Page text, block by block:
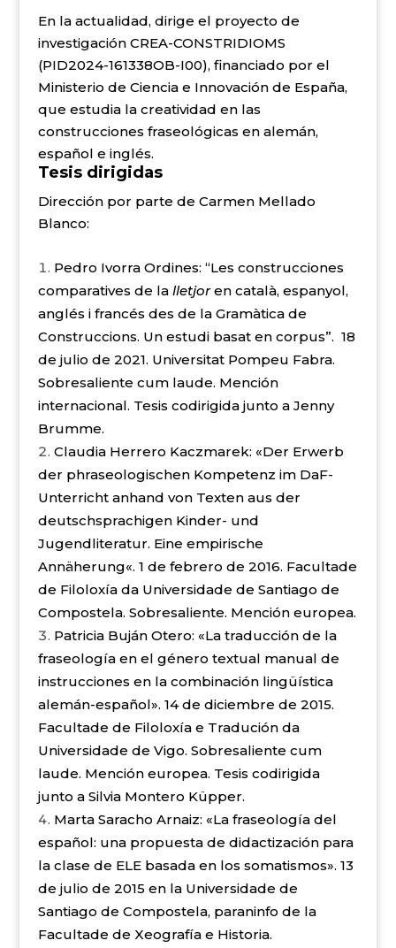
En la actualidad, dirige el proyecto de
investigación CREA-CONSTRIDIOMS
(PID2024-161338OB-I00), financiado por el
Ministerio de Ciencia e Innovación de España,
que estudia la creatividad en las
construcciones fraseológicas en alemán,
español e inglés.
Tesis dirigidas
Dirección por parte de Carmen Mellado
Blanco:
Pedro Ivorra Ordines: “Les construcciones
comparatives de la lletjoren català, espanyol,
anglés i francés des de la Gramàtica de
Construccions. Un estudi basat en corpus”. 18
de julio de 2021. Universitat Pompeu Fabra.
Sobresaliente cum laude. Mención
internacional. Tesis codirigida junto a Jenny
Brumme.
Claudia Herrero Kaczmarek: «Der Erwerb
der phraseologischen Kompetenz im DaF-
Unterricht anhand von Texten aus der
deutschsprachigen Kinder- und
Jugendliteratur. Eine empirische
Annäherung«. 1 de febrero de 2016. Facultade
de Filoloxía da Universidade de Santiago de
Compostela. Sobresaliente. Mención europea.
Patricia Buján Otero: «La traducción de la
fraseología en el género textual manual de
instrucciones en la combinación lingüística
alemán-español». 14 de diciembre de 2015.
Facultade de Filoloxía e Tradución da
Universidade de Vigo. Sobresaliente cum
laude. Mención europea. Tesis codirigida
junto a Silvia Montero Küpper.
Marta Saracho Arnaiz: «La fraseología del
español: una propuesta de didactización para
la clase de ELE basada en los somatismos». 13
de julio de 2015 en la Universidade de
Santiago de Compostela, paraninfo de la
Facultade de Xeografía e Historia.